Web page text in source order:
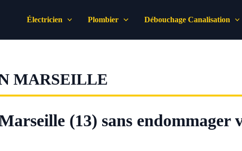
Électricien Plombier Débouchage Canalisation
MARSEILLE
(13) sans endommager